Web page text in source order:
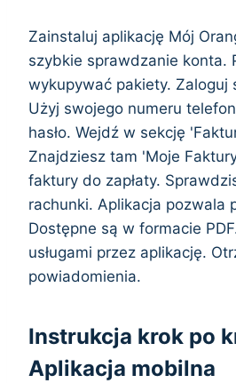
Zainstaluj aplikację Mój
szybkie sprawdzanie konta.
wykupywać pakiety. Zaloguj
Użyj swojego numeru
hasło. Wejdź w sekcję
Znajdziesz tam 'Moje
faktury do zapłaty.
rachunki. Aplikacja pozwala
Dostępne są w formacie
usługami przez aplikację.
powiadomienia.
Instrukcja krok po
Aplikacja mobilna